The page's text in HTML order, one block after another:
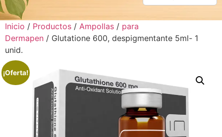
Inicio / Productos / Ampollas / para
Dermapen / Glutatione 600, despigmentante 5ml- 1
unid.
¡Oferta!